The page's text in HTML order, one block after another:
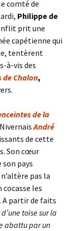
comté de
Philippe de
prit une
capétienne qui
tentèrent
à-vis des
de Chalon,
de la
André
de cette
Son cœur
son pays
pas la
les
partir de faits
toise sur la
abattu par un